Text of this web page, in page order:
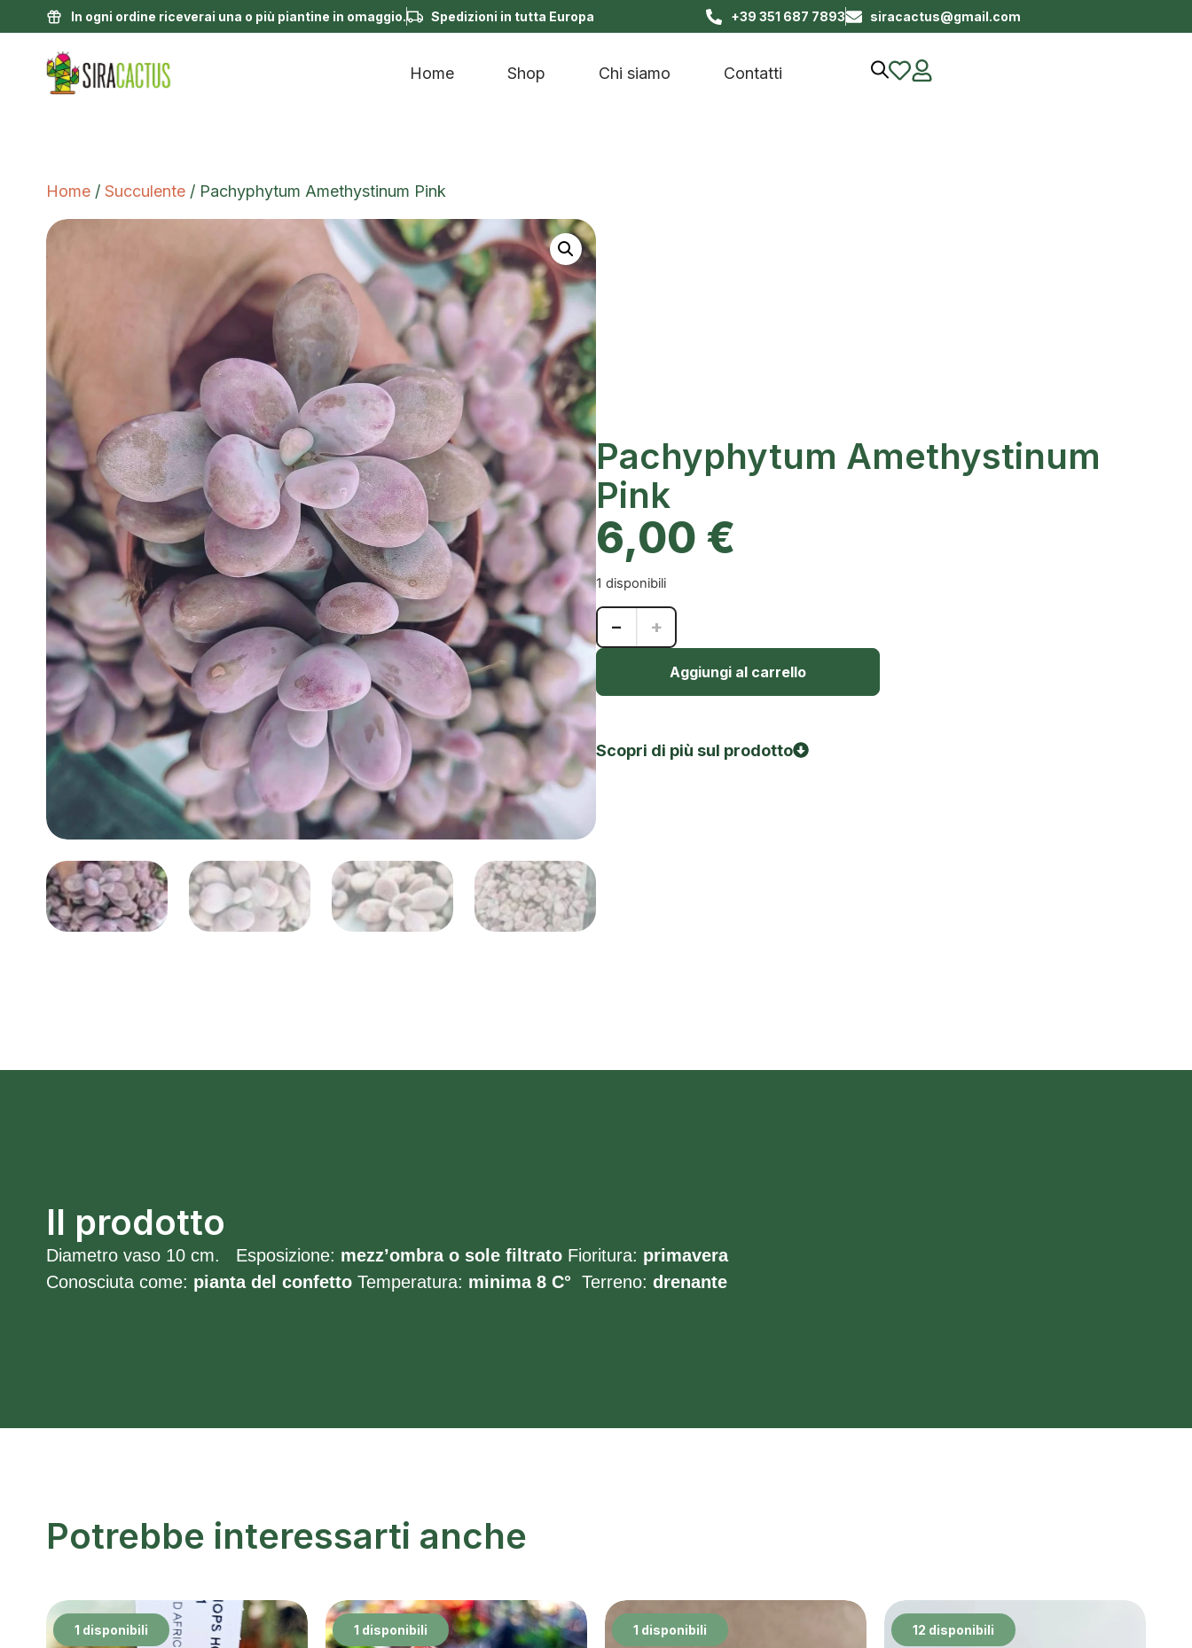
In ogni ordine riceverai una o più piantine in omaggio. Spedizioni in tutta Europa +39 351 687 7893 siracactus@gmail.com
Home Shop Chi siamo Contatti
Home / Succulente / Pachyphytum Amethystinum Pink
Pachyphytum Amethystinum
Pink
6,00 €
1 disponibili
− +
Aggiungi al carrello
Scopri di più sul prodotto
Il prodotto
Diametro vaso 10 cm. Esposizione: mezz’ombra o sole filtrato Fioritura: primavera
Conosciuta come: pianta del confetto Temperatura: minima 8 C° Terreno: drenante
Potrebbe interessarti anche
1 disponibili 1 disponibili 1 disponibili 12 disponibili